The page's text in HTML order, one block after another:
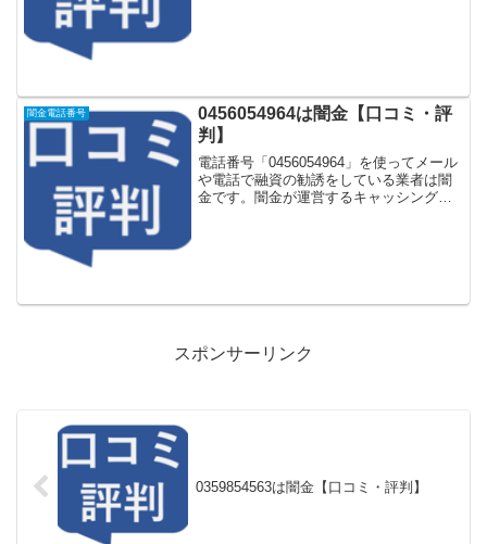
闇金電話番号
0456054964は闇金【口コミ・評
判】
電話番号「0456054964」を使ってメール
や電話で融資の勧誘をしている業者は闇
金です。闇金が運営するキャッシング一
スポンサーリンク
0359854563は闇金【口コミ・評判】